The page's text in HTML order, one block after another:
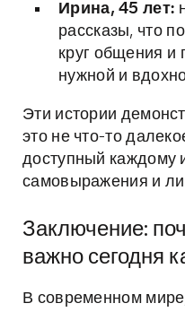
Ирина, 45 лет:
рассказы, что
круг общения и
нужной и
Эти истории
это не что-то
доступный каждому
самовыражения и
Заключение:
важно сегодня
В современном